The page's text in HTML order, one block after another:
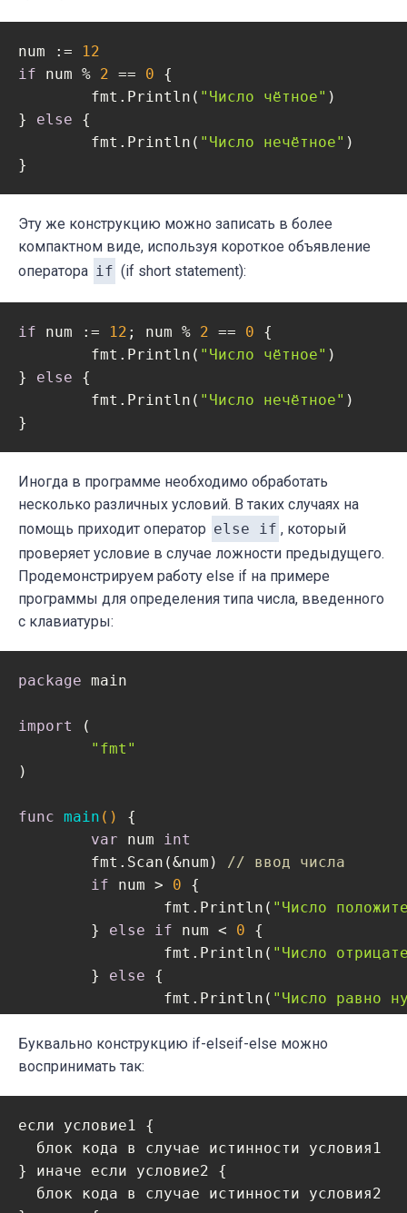
num :=
12
if num % 2 == 0 {
	fmt.Println(
"Число чётное" )
} else {
	fmt.Println(
"Число нечётное" )
Эту же конструкцию можно записать в более
компактном виде, используя короткое объявление
оператора if (if short statement):
if num := 12 ; num % 2 == 0 {
	fmt.Println(
"Число чётное" )
} else {
	fmt.Println(
"Число нечётное" )
Иногда в программе необходимо обработать
несколько различных условий. В таких случаях на
помощь приходит оператор else if , который
проверяет условие в случае ложности предыдущего.
Продемонстрируем работу else if на примере
программы для определения типа числа, введенного
с клавиатуры:
package main
import
(
"fmt"
)
func main ()
{
var num int
	fmt.Scan(&num)
// ввод числа
if num > 0 {
		fmt.Println(
"Число
	}
else if num < 0 {
		fmt.Println(
"Число
	}
else {
		fmt.Println(
"Число равно
Буквально конструкцию if-elseif-else можно
воспринимать так:
если условие1 {
  блок кода в случае истинности условия1
} иначе если условие2 {
  блок кода в случае истинности условия2